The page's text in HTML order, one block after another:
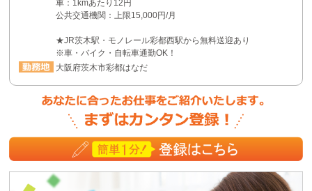
車：1kmあたり12円
公共交通機関：上限15,000円/月
★JR茨木駅・モノレール彩都西駅から無料送迎あり
※車・バイク・自転車通勤OK！
大阪府茨木市彩都はなだ